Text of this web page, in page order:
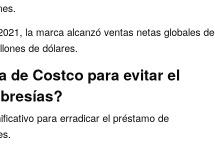
la marca alcanzó ventas netas globales de
de dólares.
de Costco para evitar el
para erradicar el préstamo de